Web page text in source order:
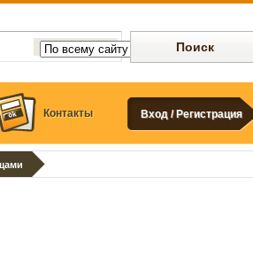
Контакты Вход / Регистрация